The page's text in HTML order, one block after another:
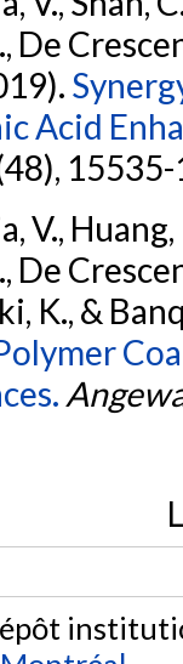
De
Acid
V.,
K., &